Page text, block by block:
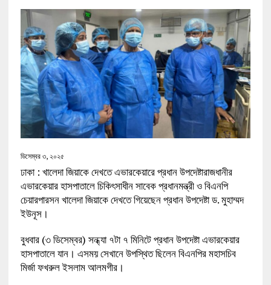
ডিসেম্বর ৩, ২০২৫
ঢাকা : খালেদা জিয়াকে দেখতে এভারকেয়ারে প্রধান উপদেষ্টারাজধানীর
এভারকেয়ার হাসপাতালে চিকিৎসাধীন সাবেক প্রধানমন্ত্রী ও বিএনপি
চেয়ারপারসন খালেদা জিয়াকে দেখতে গিয়েছেন প্রধান উপদেষ্টা ড. মুহাম্মদ
ইউনূস।
বুধবার (৩ ডিসেম্বর) সন্ধ্যা ৭টা ৭ মিনিটে প্রধান উপদেষ্টা এভারকেয়ার
হাসপাতালে যান। এসময় সেখানে উপস্থিত ছিলেন বিএনপির মহাসচিব
মির্জা ফখরুল ইসলাম আলমগীর।